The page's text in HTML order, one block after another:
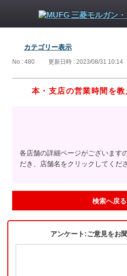
カテゴリー表示
No : 480 更新日時 : 2023/08/31 10:14
本・支店の営業時間を教
各店舗の詳細ページがございますの
だき、店舗名をクリックしてくださ
検索へ戻る
アンケート:ご意見をお